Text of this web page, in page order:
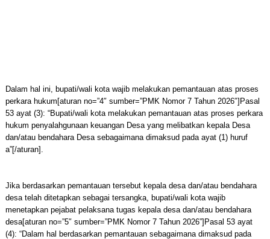
Dalam hal ini, bupati/wali kota wajib melakukan pemantauan atas proses
perkara hukum[aturan no=”4″ sumber=”PMK Nomor 7 Tahun 2026″]Pasal
53 ayat (3): “Bupati/wali kota melakukan pemantauan atas proses perkara
hukum penyalahgunaan keuangan Desa yang melibatkan kepala Desa
dan/atau bendahara Desa sebagaimana dimaksud pada ayat (1) huruf
a”[/aturan].
Jika berdasarkan pemantauan tersebut kepala desa dan/atau bendahara
desa telah ditetapkan sebagai tersangka, bupati/wali kota wajib
menetapkan pejabat pelaksana tugas kepala desa dan/atau bendahara
desa[aturan no=”5″ sumber=”PMK Nomor 7 Tahun 2026”]Pasal 53 ayat
(4): “Dalam hal berdasarkan pemantauan sebagaimana dimaksud pada